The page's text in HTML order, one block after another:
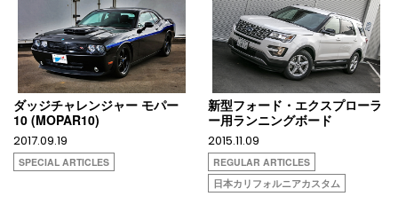
ダッジチャレンジャー モパー
10 (MOPAR10)
2017.09.19
SPECIAL ARTICLES
新型フォード・エクスプローラ
ー用ランニングボード
2015.11.09
REGULAR ARTICLES
日本カリフォルニアカスタム